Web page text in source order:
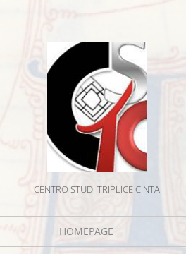
CENTRO STUDI TRIPLICE CINTA
HOMEPAGE